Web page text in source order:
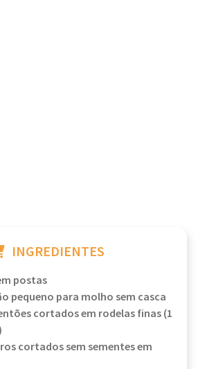
INGREDIENTES
postas
pequeno para molho sem casca
cortados em rodelas finas (1
cortados sem sementes em